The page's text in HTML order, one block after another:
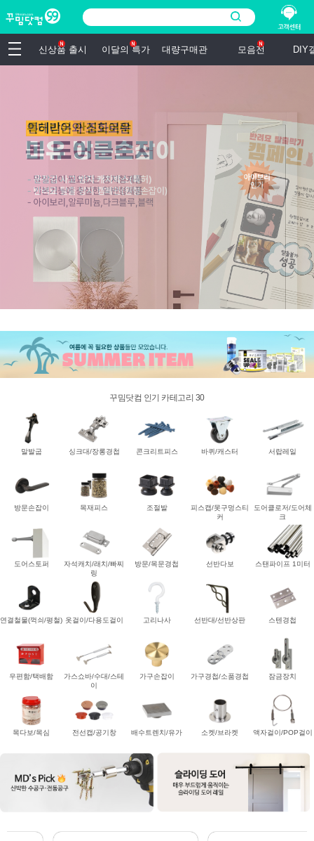
신상품 출시 이달의 특가 대량구매관 모음전 DIY
꾸밈닷컴 인기 카테고리 30
말발굽 싱크대/장롱경첩 콘크리트피스 바퀴/캐스터 서랍레일
방문손잡이 목재피스 조절발
피스캡/못구멍스티
커
도어클로저/도어체
크
도어스토퍼
자석캐치/래치/빠찌
링
방문/목문경첩 선반다보 스탠파이프 1미터
연결철물(꺽쇠/평철) 옷걸이/다용도걸이 고리나사 선반대/선반상판 스텐경첩
우편함/택배함
가스쇼바/수대/스테
이
가구손잡이 가구경첩/소품경첩 잠금장치
목다보/목심 전선캡/공기창 배수트렌치/유가 소켓/브라켓 액자걸이/POP걸이